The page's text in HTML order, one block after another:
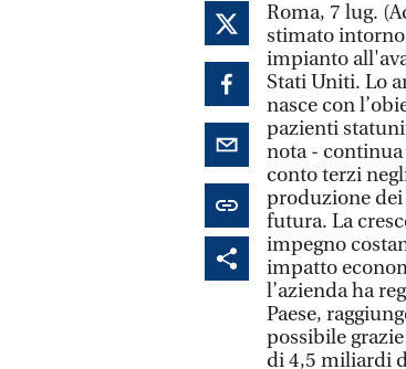
Roma, 7 lug.
stimato
impianto
Stati Uniti. Lo
nasce con
pazienti
nota -
conto terzi
produzione dei
futura. La
impegno
impatto
l’azienda ha
Paese,
possibile
di 4,5 miliardi